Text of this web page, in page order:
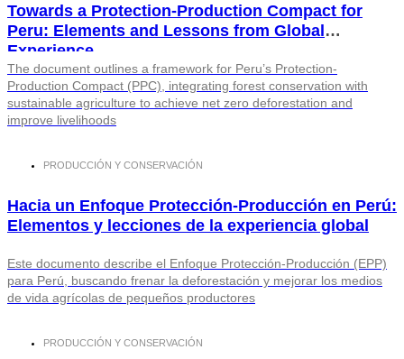
Towards a Protection-Production Compact for
Peru: Elements and Lessons from Global
Experience
The document outlines a framework for Peru’s Protection-
Production Compact (PPC), integrating forest conservation with
sustainable agriculture to achieve net zero deforestation and
improve livelihoods
PRODUCCIÓN Y CONSERVACIÓN
Hacia un Enfoque Protección-Producción en Perú:
Elementos y lecciones de la experiencia global
Este documento describe el Enfoque Protección-Producción (EPP)
para Perú, buscando frenar la deforestación y mejorar los medios
de vida agrícolas de pequeños productores
PRODUCCIÓN Y CONSERVACIÓN